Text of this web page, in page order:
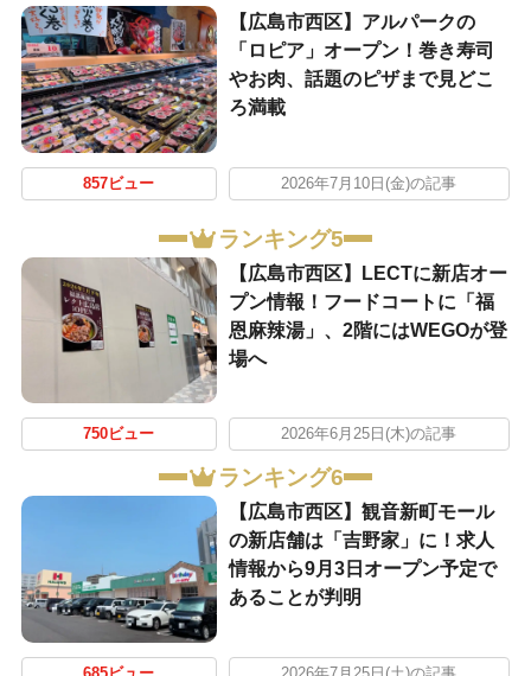
【広島市西区】アルパークの
「ロピア」オープン！巻き寿司
やお肉、話題のピザまで見どこ
ろ満載
857ビュー 2026年7月10日(金)の記事
ランキング5
【広島市西区】LECTに新店オー
プン情報！フードコートに「福
恩麻辣湯」、2階にはWEGOが登
場へ
750ビュー 2026年6月25日(木)の記事
ランキング6
【広島市西区】観音新町モール
の新店舗は「吉野家」に！求人
情報から9月3日オープン予定で
あることが判明